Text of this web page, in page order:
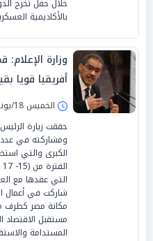
خلال حفل تخرج
بالأكاديمية
وزارة
أفريقيا قويا
الخميس 18/يونيو/2026 - 08:45 م
حققت زيارة
ومشاركته في
الكبرى والتي
التي عقدها مع
شاركت في أعمال
مكانة مصر كطرف
مستقبل الاقتصاد
المستدامة